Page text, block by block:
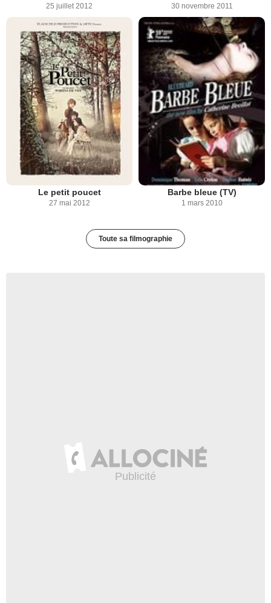
25 juillet 2012 30 novembre 2011
Le petit poucet
27 mai 2012
Barbe bleue (TV)
1 mars 2010
Toute sa filmographie